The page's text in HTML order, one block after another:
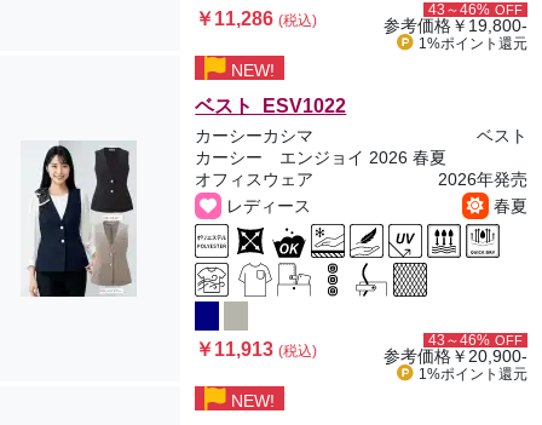
￥11,286(税込)
43～46% OFF
参考価格￥19,800-
1%ポイント 還元
NEW!
ベスト ESV1022
カーシーカシマ
ベスト
カーシー エンジョイ 2026 春夏
オフィスウェア
2026年発売
レディース
春夏
￥11,913(税込)
43～46% OFF
参考価格￥20,900-
1%ポイント 還元
NEW!